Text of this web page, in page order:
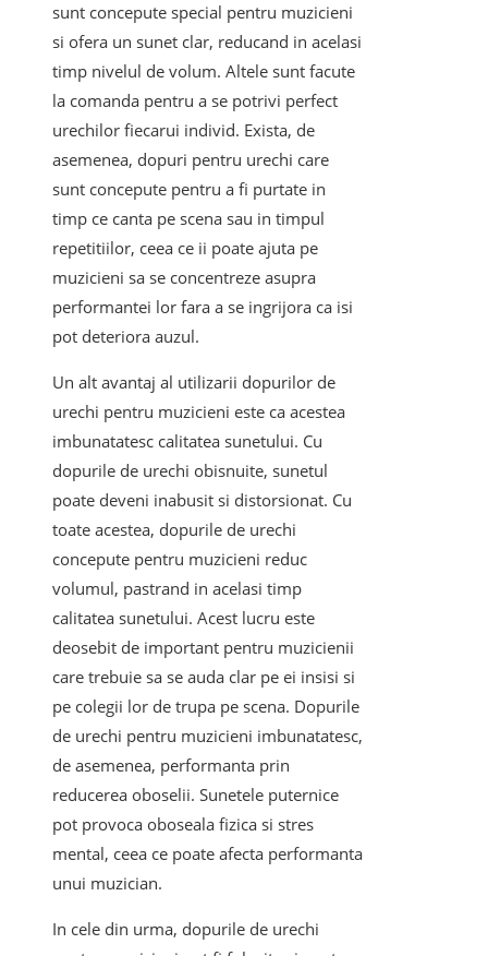
sunt concepute special pentru muzicieni
si ofera un sunet clar, reducand in acelasi
timp nivelul de volum. Altele sunt facute
la comanda pentru a se potrivi perfect
urechilor fiecarui individ. Exista, de
asemenea, dopuri pentru urechi care
sunt concepute pentru a fi purtate in
timp ce canta pe scena sau in timpul
repetitiilor, ceea ce ii poate ajuta pe
muzicieni sa se concentreze asupra
performantei lor fara a se ingrijora ca isi
pot deteriora auzul.
Un alt avantaj al utilizarii dopurilor de
urechi pentru muzicieni este ca acestea
imbunatatesc calitatea sunetului. Cu
dopurile de urechi obisnuite, sunetul
poate deveni inabusit si distorsionat. Cu
toate acestea, dopurile de urechi
concepute pentru muzicieni reduc
volumul, pastrand in acelasi timp
calitatea sunetului. Acest lucru este
deosebit de important pentru muzicienii
care trebuie sa se auda clar pe ei insisi si
pe colegii lor de trupa pe scena. Dopurile
de urechi pentru muzicieni imbunatatesc,
de asemenea, performanta prin
reducerea oboselii. Sunetele puternice
pot provoca oboseala fizica si stres
mental, ceea ce poate afecta performanta
unui muzician.
In cele din urma, dopurile de urechi